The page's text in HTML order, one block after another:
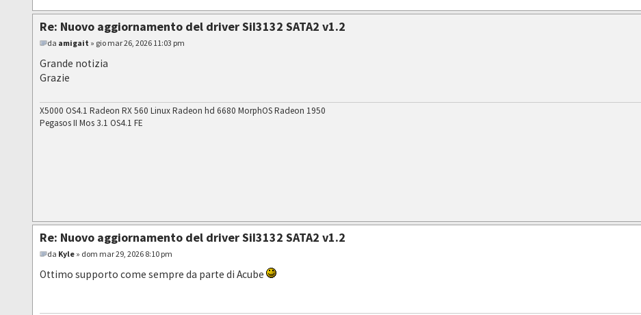
Re: Nuovo aggiornamento del driver SiI3132 SATA2 v1.2
da amigait » gio mar 26, 2026 11:03 pm
Grande notizia
Grazie
X5000 OS4.1 Radeon RX 560 Linux Radeon hd 6680 MorphOS Radeon 1950
Pegasos II Mos 3.1 OS4.1 FE
Re: Nuovo aggiornamento del driver SiI3132 SATA2 v1.2
da Kyle » dom mar 29, 2026 8:10 pm
Ottimo supporto come sempre da parte di Acube